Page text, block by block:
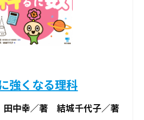
強くなる理科
中幸／著 結城千代子／著